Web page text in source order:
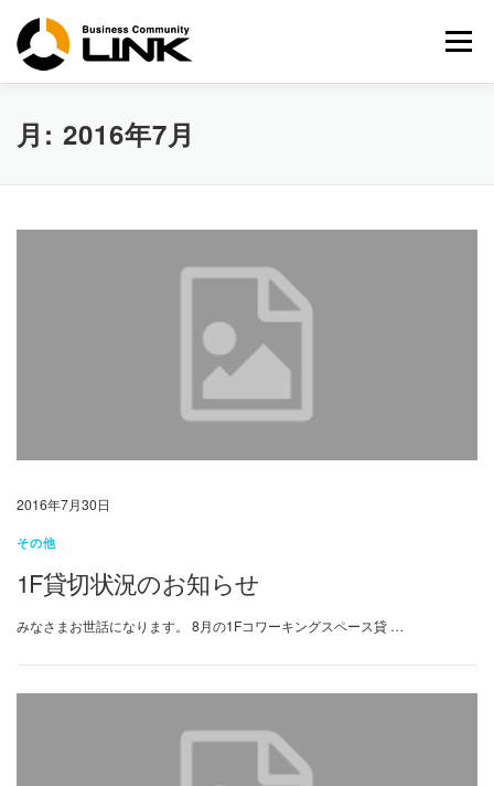
メニュー
月: 2016年7月
2016年7月30日
その他
1F貸切状況のお知らせ
みなさまお世話になります。 8月の1Fコワーキングスペース貸 …